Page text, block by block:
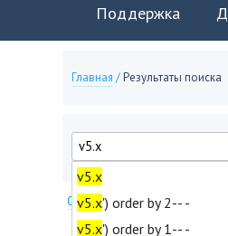
Поддержка
Главная /Результаты поиска
Опции поиска
v5.x
v5.x') order by 2-- -
v5.x') order by 1-- -